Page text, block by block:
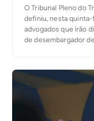
O Tribunal Pleno do
definiu, nesta quinta-
advogados que irão
de desembargador
na abertura da